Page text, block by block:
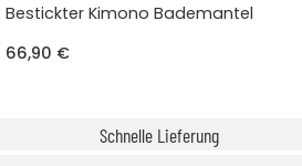
Bestickter Kimono Bademantel
66,90 €
Schnelle Lieferung